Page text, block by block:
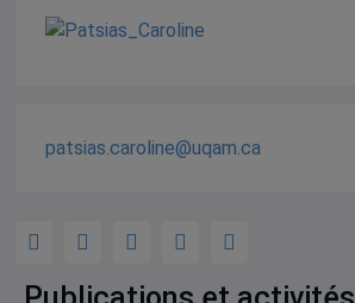
patsias.caroline@uqam.ca